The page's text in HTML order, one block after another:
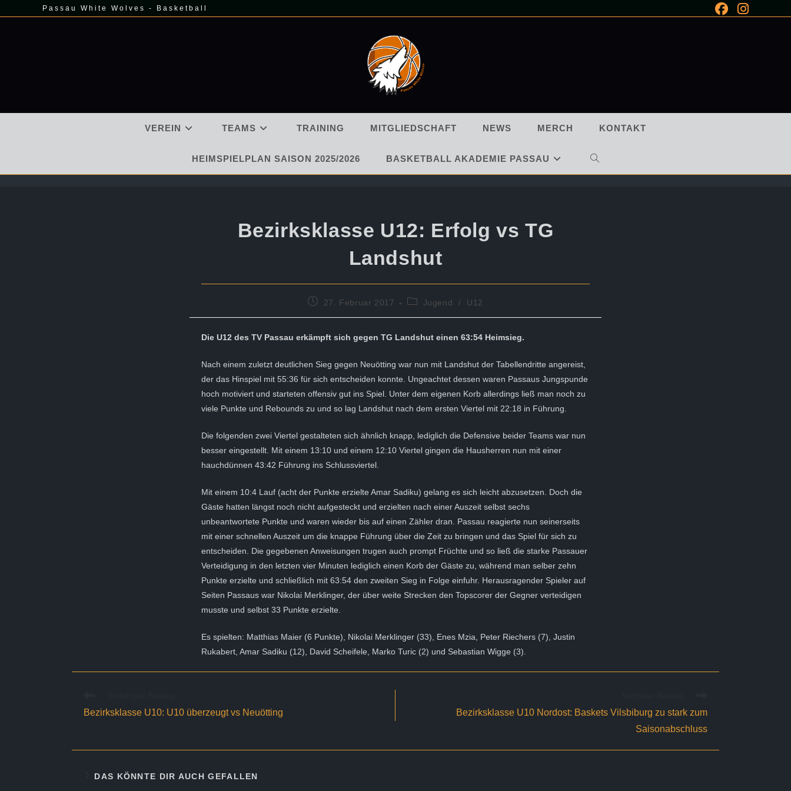
Passau White Wolves - Basketball
VEREIN TEAMS TRAINING MITGLIEDSCHAFT NEWS MERCH KONTAKT
HEIMSPIELPLAN SAISON 2025/2026 BASKETBALL AKADEMIE PASSAU WEBSITE-
Bezirksklasse U12: Erfolg vs TG
Landshut
Beitrag27. Februar 2017
Beitrags-
Jugend / U12
Die U12 des TV Passau erkämpft sich gegen TG Landshut einen 63:54 Heimsieg.
Nach einem zuletzt deutlichen Sieg gegen Neuötting war nun mit Landshut der Tabellendritte angereist,
der das Hinspiel mit 55:36 für sich entscheiden konnte. Ungeachtet dessen waren Passaus Jungspunde
hoch motiviert und starteten offensiv gut ins Spiel. Unter dem eigenen Korb allerdings ließ man noch zu
viele Punkte und Rebounds zu und so lag Landshut nach dem ersten Viertel mit 22:18 in Führung.
Die folgenden zwei Viertel gestalteten sich ähnlich knapp, lediglich die Defensive beider Teams war nun
besser eingestellt. Mit einem 13:10 und einem 12:10 Viertel gingen die Hausherren nun mit einer
hauchdünnen 43:42 Führung ins Schlussviertel.
Mit einem 10:4 Lauf (acht der Punkte erzielte Amar Sadiku) gelang es sich leicht abzusetzen. Doch die
Gäste hatten längst noch nicht aufgesteckt und erzielten nach einer Auszeit selbst sechs
unbeantwortete Punkte und waren wieder bis auf einen Zähler dran. Passau reagierte nun seinerseits
mit einer schnellen Auszeit um die knappe Führung über die Zeit zu bringen und das Spiel für sich zu
entscheiden. Die gegebenen Anweisungen trugen auch prompt Früchte und so ließ die starke Passauer
Verteidigung in den letzten vier Minuten lediglich einen Korb der Gäste zu, während man selber zehn
Punkte erzielte und schließlich mit 63:54 den zweiten Sieg in Folge einfuhr. Herausragender Spieler auf
Seiten Passaus war Nikolai Merklinger, der über weite Strecken den Topscorer der Gegner verteidigen
musste und selbst 33 Punkte erzielte.
Es spielten: Matthias Maier (6 Punkte), Nikolai Merklinger (33), Enes Mzia, Peter Riechers (7), Justin
Rukabert, Amar Sadiku (12), David Scheifele, Marko Turic (2) und Sebastian Wigge (3).
ansehen
Bezirksklasse U10: U10 überzeugt vs Neuötting
Bezirksklasse U10 Nordost: Baskets Vilsbiburg zu stark zum
Saisonabschluss
DAS KÖNNTE DIR AUCH GEFALLEN